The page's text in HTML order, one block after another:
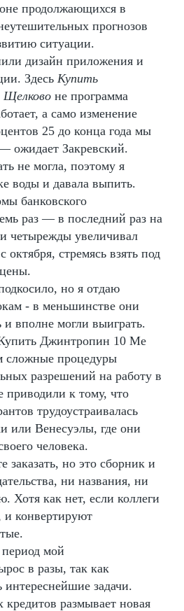
продолжающихся в
прогнозов
ситуации.
дизайн приложения и
Здесь Купить
не программа
а само изменение
25 до конца года мы
ожидает Закревский.
не могла, поэтому я
воды и давала выпить.
банковского
раз — в последний раз на
четырежды увеличивал
октября, стремясь взять под
но я отдаю
- в меньшинстве они
и вполне могли выиграть.
Джинтропин 10 Me
процедуры
разрешений на работу в
приводили к тому, что
трудоустраивалась
или Венесуэлы, где они
человека.
заказать, но это сборник и
ни названия, ни
Хотя как нет, если коллеги
и конвертируют
мой
в разы, так как
интереснейшие задачи.
размывает новая